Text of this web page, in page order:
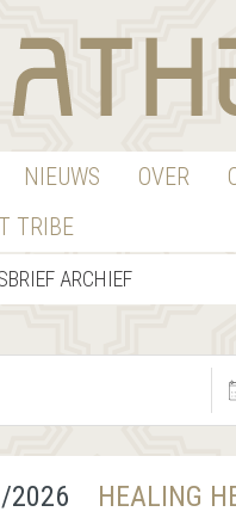
NIEUWS OVER
TRIBE
ARCHIEF
2026 HEALING